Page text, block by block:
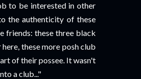
to be interested in other
the authenticity of these
friends: these three black
these more posh club
of their possee. It wasn't
a club..."